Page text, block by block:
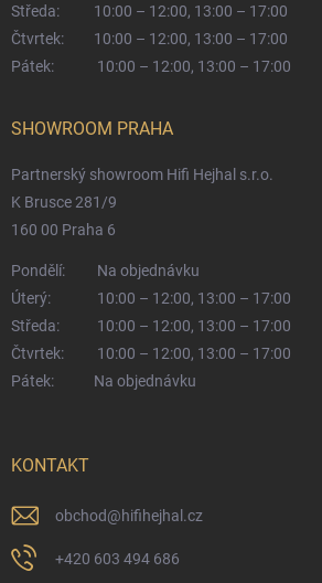
Středa:
10:00 – 12:00, 13:00 – 17:00
Čtvrtek:
10:00 – 12:00, 13:00 – 17:00
Pátek:
10:00 – 12:00, 13:00 – 17:00
SHOWROOM PRAHA
Partnerský showroom Hifi Hejhal s.r.o.
K Brusce 281/9
160 00 Praha 6
Pondělí:
Na objednávku
Úterý:
10:00 – 12:00, 13:00 – 17:00
Středa:
10:00 – 12:00, 13:00 – 17:00
Čtvrtek:
10:00 – 12:00, 13:00 – 17:00
Pátek:
Na objednávku
KONTAKT
obchod@hifihejhal.cz
+420 603 494 686